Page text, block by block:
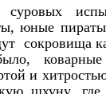
суровых
юные пираты
сокровища
и
шхуну, где